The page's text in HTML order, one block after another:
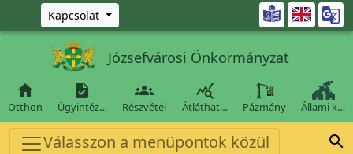
Ugrás a fő tartalomra
Kapcsolat 
Józsefvárosi Önkormányzat

Otthon

Ügyintéz…

Részvétel

Átláthat… Pázmány Állami k…
Válasszon a menüpontok közül 